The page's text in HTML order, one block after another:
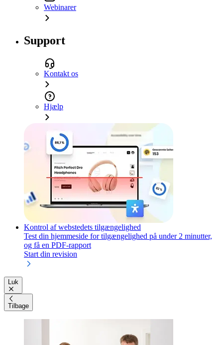
Webinarer
Support
Kontakt os
Hjælp
Kontrol af webstedets tilgængelighed
Test din hjemmeside for tilgængelighed på under 2 minutter,
og få en PDF-rapport
Start din revision
Luk
Tilbage